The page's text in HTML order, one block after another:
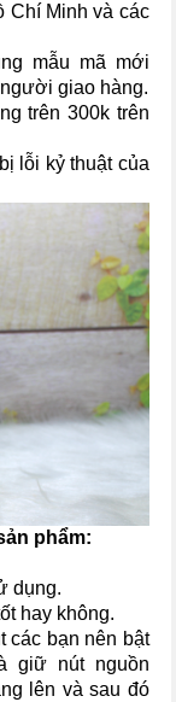
Chí Minh và các
mẫu mã mới
giao hàng.
trên 300k trên
lỗi kỷ thuật của
phẩm:
dụng.
hay không.
các bạn nên bật
giữ nút nguồn
lên và sau đó